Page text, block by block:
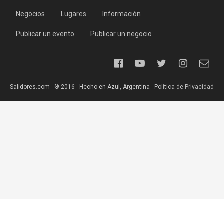
Negocios Lugares Información
Publicar un evento Publicar un negocio
Salidores.com - ® 2016 - Hecho en Azul, Argentina - Política de Privacidad